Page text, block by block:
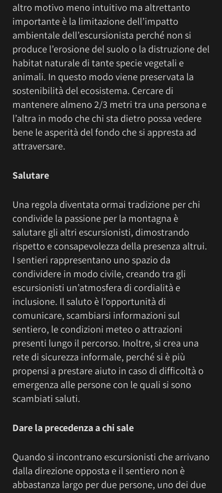
altro motivo meno intuitivo ma altrettanto
importante è la limitazione dell’impatto
ambientale dell’escursionista perché non si
produce l’erosione del suolo o la distruzione del
habitat naturale di tante specie vegetali e
animali. In questo modo viene preservata la
sostenibilità del ecosistema. Cercare di
mantenere almeno 2/3 metri tra una persona e
l’altra in modo che chi sta dietro possa vedere
bene le asperità del fondo che si appresta ad
attraversare.
Salutare
Una regola diventata ormai tradizione per chi
condivide la passione per la montagna è
salutare gli altri escursionisti, dimostrando
rispetto e consapevolezza della presenza altrui.
I sentieri rappresentano uno spazio da
condividere in modo civile, creando tra gli
escursionisti un’atmosfera di cordialità e
inclusione. Il saluto è l’opportunità di
comunicare, scambiarsi informazioni sul
sentiero, le condizioni meteo o attrazioni
presenti lungo il percorso. Inoltre, si crea una
rete di sicurezza informale, perché si è più
propensi a prestare aiuto in caso di difficoltà o
emergenza alle persone con le quali si sono
scambiati saluti.
Dare la precedenza a chi sale
Quando si incontrano escursionisti che arrivano
dalla direzione opposta e il sentiero non è
abbastanza largo per due persone, uno dei due